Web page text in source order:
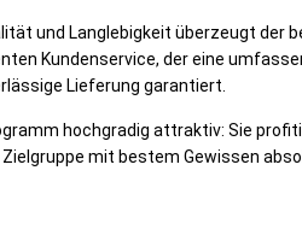
und Langlebigkeit überzeugt der
Kundenservice, der eine
Lieferung garantiert.
hochgradig attraktiv: Sie
Zielgruppe mit bestem Gewissen